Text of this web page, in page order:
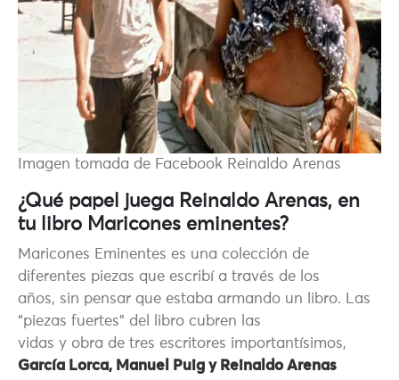
Imagen tomada de Facebook Reinaldo Arenas
¿Qué papel juega Reinaldo Arenas, en
tu libro Maricones eminentes?
Maricones Eminentes es una colección de
diferentes piezas que escribí a través de los
años, sin pensar que estaba armando un libro. Las
“piezas fuertes” del libro cubren las
vidas y obra de tres escritores importantísimos,
García Lorca, Manuel Puig y Reinaldo Arenas